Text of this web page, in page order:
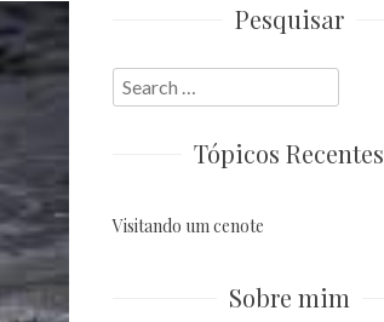
Pesquisar
Search
for:
Tópicos Recentes
Visitando um cenote
Sobre mim